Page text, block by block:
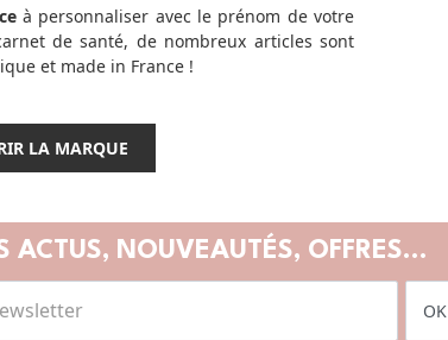
à personnaliser avec le prénom de votre
de santé, de nombreux articles sont
et made in France !
LA MARQUE
ACTUS, NOUVEAUTÉS, OFFRES...
OK